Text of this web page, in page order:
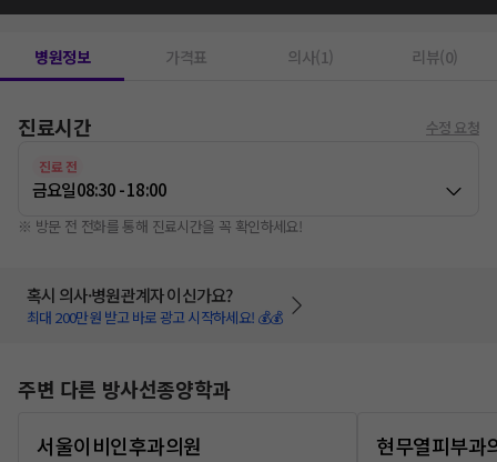
병원정보 가격표 의사(1) 리뷰(0)
진료시간 수정 요청
진료 전
금요일08:30 - 18:00
※ 방문 전 전화를 통해 진료시간을 꼭 확인하세요!
혹시 의사·병원관계자 이신가요?
최대 200만원 받고 바로 광고 시작하세요! 💰💰
주변 다른 방사선종양학과
서울이비인후과의원
현무열피부과